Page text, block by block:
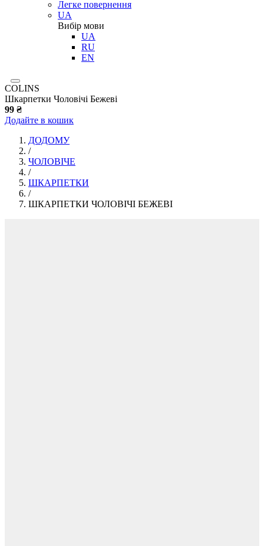
Легке повернення
UA
Вибір мови
UA
RU
EN
COLINS
Шкарпетки Чоловічі Бежеві
99 ₴
Додайте в кошик
ДОДОМУ
/
ЧОЛОВІЧЕ
/
ШКАРПЕТКИ
/
ШКАРПЕТКИ ЧОЛОВІЧІ БЕЖЕВІ